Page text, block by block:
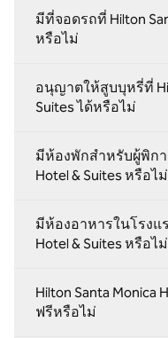
มีที่จอดรถที่ Hilton
หรือไม่
อนุญาตให้สูบบุหรี่ที่
Suites ได้หรือไม่
มีห้องพักสําหรับผู้พิกา
Hotel & Suites หรือไม่
มีห้องอาหารในโรงแ
Hotel & Suites หรือไม่
Hilton Santa Monica
ฟรีหรือไม่